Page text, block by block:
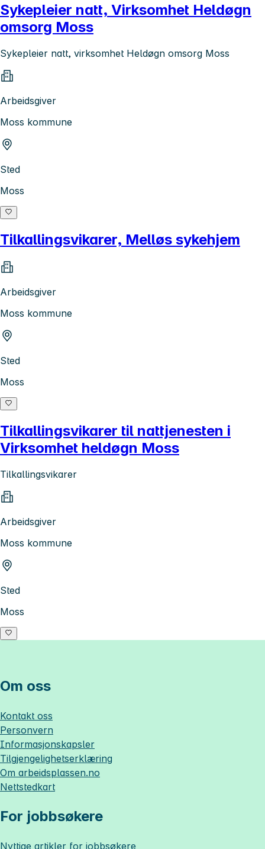
Sykepleier natt, Virksomhet Heldøgn
omsorg Moss
Sykepleier natt, virksomhet Heldøgn omsorg Moss
Arbeidsgiver
Moss kommune
Sted
Moss
Tilkallingsvikarer, Melløs sykehjem
Arbeidsgiver
Moss kommune
Sted
Moss
Tilkallingsvikarer til nattjenesten i
Virksomhet heldøgn Moss
Tilkallingsvikarer
Arbeidsgiver
Moss kommune
Sted
Moss
Om oss
Kontakt oss
Personvern
Informasjonskapsler
Tilgjengelighetserklæring
Om arbeidsplassen.no
Nettstedkart
For jobbsøkere
Nyttige artikler for jobbsøkere